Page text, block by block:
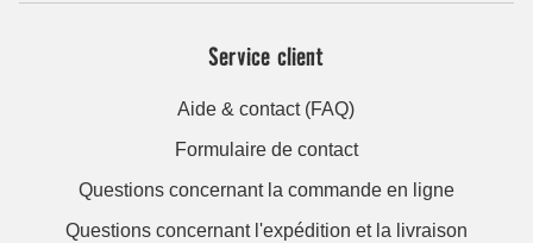
Service client
Aide & contact (FAQ)
Formulaire de contact
Questions concernant la commande en ligne
Questions concernant l'expédition et la livraison